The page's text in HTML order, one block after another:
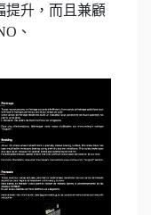
提升，而且兼顧
、